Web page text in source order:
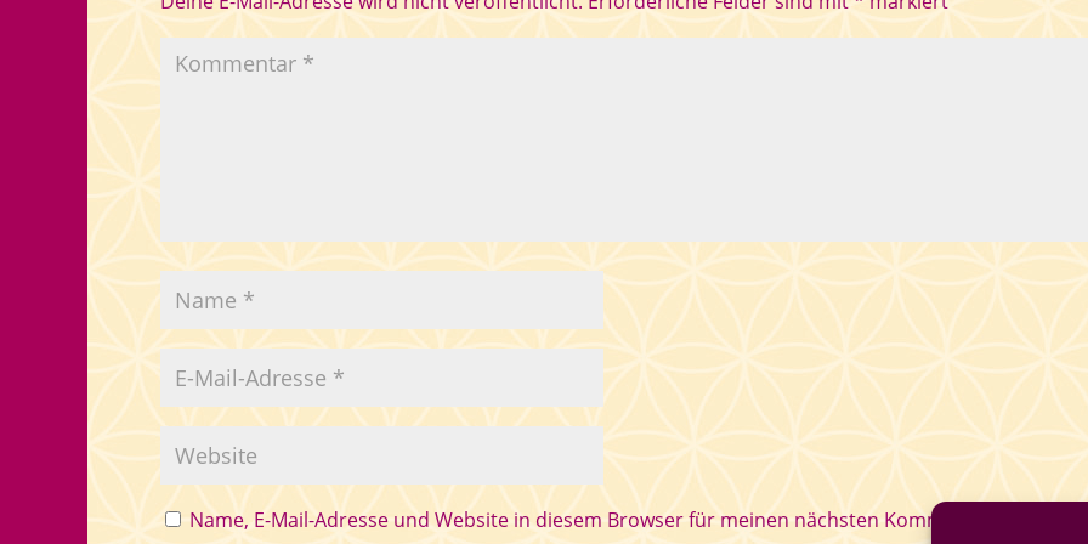
Name, E-Mail-Adresse und Website in diesem Browser für meinen nächsten Kommentar